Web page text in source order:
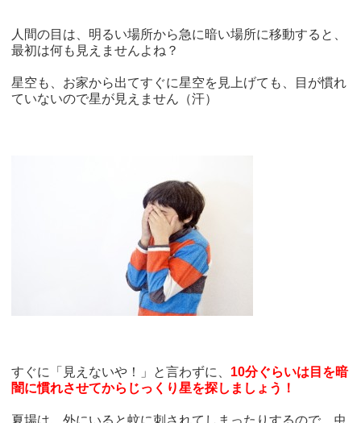
人間の目は、明るい場所から急に暗い場所に移動すると、
最初は何も見えませんよね？
星空も、お家から出てすぐに星空を見上げても、目が慣れ
ていないので星が見えません（汗）
すぐに「見えないや！」と言わずに、 10分ぐらいは目を暗
闇に慣れさせてからじっくり星を探しましょう！
夏場は、外にいると蚊に刺されてしまったりするので、虫